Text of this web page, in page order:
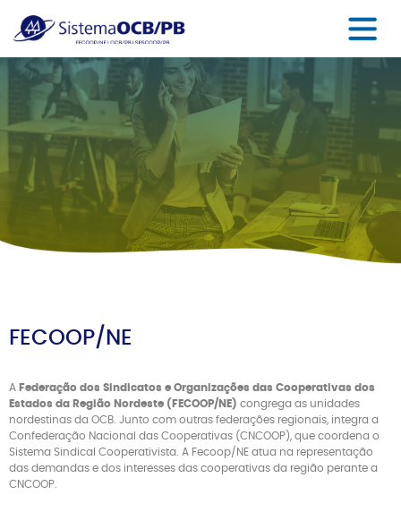
FECOOP/NE
A Federação dos Sindicatos e Organizações das Cooperativas dos
Estados da Região Nordeste (FECOOP/NE) congrega as unidades
nordestinas da OCB. Junto com outras federações regionais, integra a
Confederação Nacional das Cooperativas (CNCOOP), que coordena o
Sistema Sindical Cooperativista. A Fecoop/NE atua na representação
das demandas e dos interesses das cooperativas da região perante a
CNCOOP.